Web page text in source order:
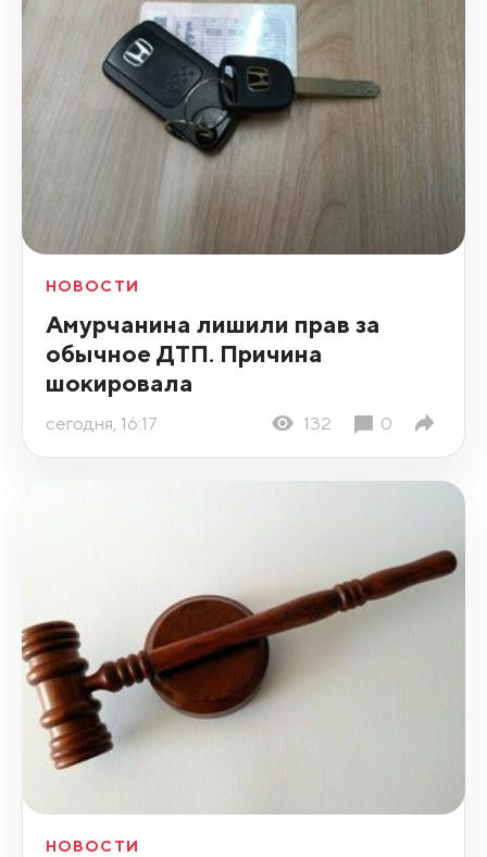
НОВОСТИ
Амурчанина лишили прав за
обычное ДТП. Причина
шокировала
сегодня, 16:17 132 0
НОВОСТИ